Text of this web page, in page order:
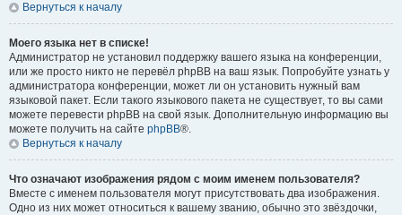
Вернуться к началу
Моего языка нет в списке!
Администратор не установил поддержку вашего языка на конференции,
или же просто никто не перевёл phpBB на ваш язык. Попробуйте узнать у
администратора конференции, может ли он установить нужный вам
языковой пакет. Если такого языкового пакета не существует, то вы сами
можете перевести phpBB на свой язык. Дополнительную информацию вы
можете получить на сайте phpBB®.
Вернуться к началу
Что означают изображения рядом с моим именем пользователя?
Вместе с именем пользователя могут присутствовать два изображения.
Одно из них может относиться к вашему званию, обычно это звёздочки,